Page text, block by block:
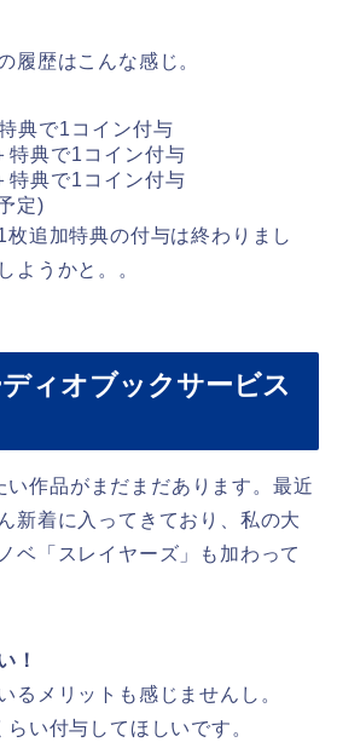
履歴はこんな感じ。
典で1コイン付与
特典で1コイン付与
特典で1コイン付与
定)
枚追加特典の付与は終わりまし
ようかと。。
ィオブックサービス
作品がまだまだあります。最近
新着に入ってきており、私の大
ベ「スレイヤーズ」も加わって
！
るメリットも感じませんし。
い付与してほしいです。